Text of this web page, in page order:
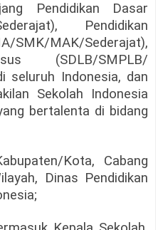
Pendidikan Dasar
Pendidikan
SMK/MAK/Sederajat),
(SDLB/SMPLB/
seluruh Indonesia, dan
Sekolah Indonesia
bertalenta di bidang
Kota, Cabang
Dinas Pendidikan